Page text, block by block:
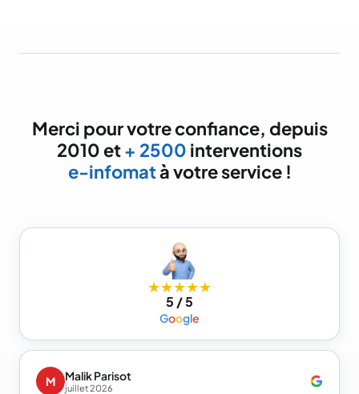
Merci pour votre confiance, depuis
2010 et+ 2500 interventions
e-infomatà votre service !
★★★★★
5 / 5
Google
M Malik Parisot
juillet 2026